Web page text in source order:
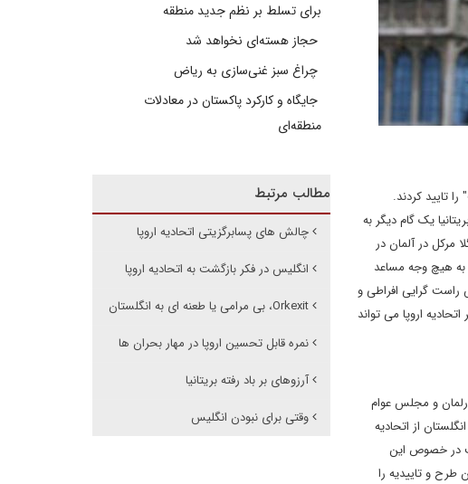
تایید کردند.
یک گام دیگر به
مرکل در آلمان در
به هیچ وجه مساعد
راست گرایی افراطی و
اروپا می تواند
و مجلس عوام
از اتحادیه
در خصوص این
و تاییدیه را
برای تسلط بر نظم جدید منطقه
حجاز هسته‌ای نخواهد شد
چراغ سبز غنی‌سازی به ریاض
جایگاه و کارکرد پاکستان در معادلات
منطقه‌ای
مطالب مرتبط
چالش های پسابرگزیتی اتحادیه اروپا
انگلیس در فکر بازگشت به اتحادیه اروپا
Orkexit، بی مرامی یا طعنه ای به انگلستان
نمره قابل تحسین اروپا در مهار بحران ها
آرزوهای بر باد رفته بریتانیا
وقتی برای نبودن انگلیس